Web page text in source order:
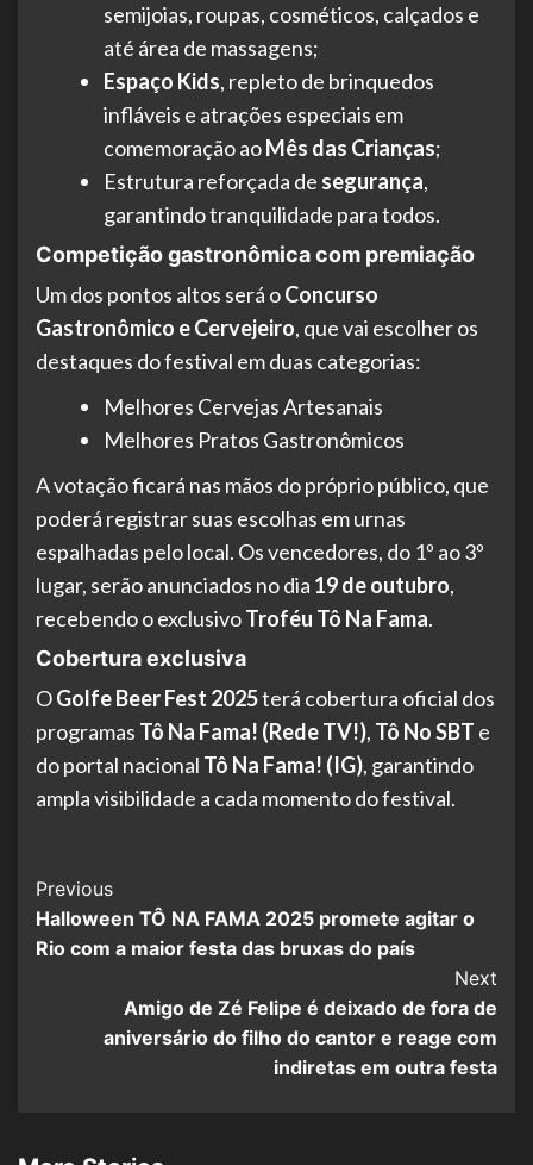
semijoias, roupas, cosméticos, calçados e
até área de massagens;
Espaço Kids, repleto de brinquedos
infláveis e atrações especiais em
comemoração aoMês das Crianças;
Estrutura reforçada de segurança,
garantindo tranquilidade para todos.
Competição gastronômica com premiação
Um dos pontos altos será oConcurso
Gastronômico e Cervejeiro, que vai escolher os
destaques do festival em duas categorias:
Melhores Cervejas Artesanais
Melhores Pratos Gastronômicos
A votação ficará nas mãos do próprio público, que
poderá registrar suas escolhas em urnas
espalhadas pelo local. Os vencedores, do 1º ao 3º
lugar, serão anunciados no dia 19 de outubro,
recebendo o exclusivoTroféu Tô Na Fama.
Cobertura exclusiva
OGolfe Beer Fest 2025terá cobertura oficial dos
programas Tô Na Fama! (Rede TV!), Tô No SBT e
do portal nacional Tô Na Fama! (IG), garantindo
ampla visibilidade a cada momento do festival.
Post
Navigation
Previous
Halloween TÔ NA FAMA 2025 promete agitar o
Rio com a maior festa das bruxas do país
Next
Amigo de Zé Felipe é deixado de fora de
aniversário do filho do cantor e reage com
indiretas em outra festa